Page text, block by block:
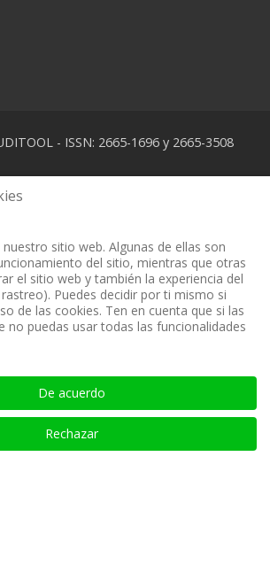
- ISSN: 2665-1696 y 2665-3508
sitio web. Algunas de ellas son
del sitio, mientras que otras
el sitio web y también la experiencia del
Puedes decidir por ti mismo si
de las cookies. Ten en cuenta que si las
no puedas usar todas las funcionalidades
De acuerdo
Rechazar